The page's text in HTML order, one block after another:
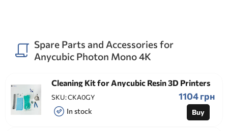
Spare Parts and Accessories for
Anycubic Photon Mono 4K
Cleaning Kit for Anycubic Resin 3D Printers
SKU:CKA0GY
In stock
1104 грн
Buy